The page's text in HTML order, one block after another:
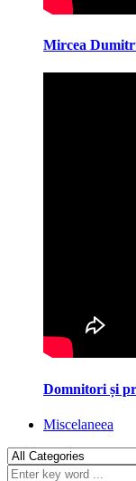
Mircea
Domnitori și
Miscelaneea